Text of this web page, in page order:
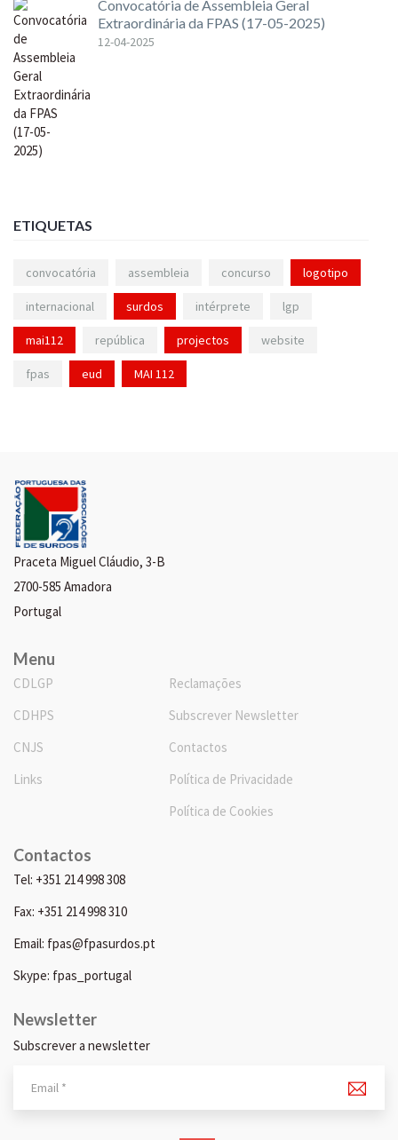
Convocatória de Assembleia Geral
Extraordinária da FPAS (17-05-2025)
12-04-2025
ETIQUETAS
convocatória assembleia concurso logotipo
internacional surdos intérprete lgp
mai112 república projectos website
fpas eud MAI 112
Praceta Miguel Cláudio, 3-B
2700-585 Amadora
Portugal
Menu
CDLGP
CDHPS
CNJS
Links
Reclamações
Subscrever Newsletter
Contactos
Política de Privacidade
Política de Cookies
Contactos
Tel: +351 214 998 308
Fax: +351 214 998 310
Email: fpas@fpasurdos.pt
Skype: fpas_portugal
Newsletter
Subscrever a newsletter